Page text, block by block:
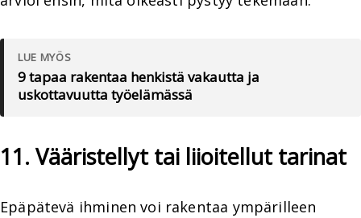
LUE MYÖS
9 tapaa rakentaa henkistä vakautta ja
uskottavuutta työelämässä
11. Vääristellyt tai liioitellut tarinat
Epäpätevä ihminen voi rakentaa ympärilleen